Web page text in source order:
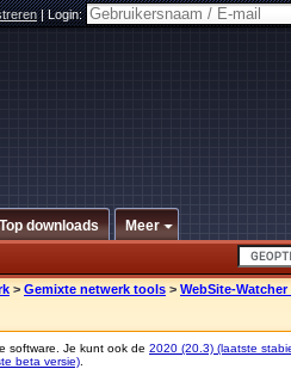
|Login:
Top downloads Meer
> Gemixte netwerk tools > WebSite-Watcher
software. Je kunt ook de 2020 (20.3) (laatste
beta versie)